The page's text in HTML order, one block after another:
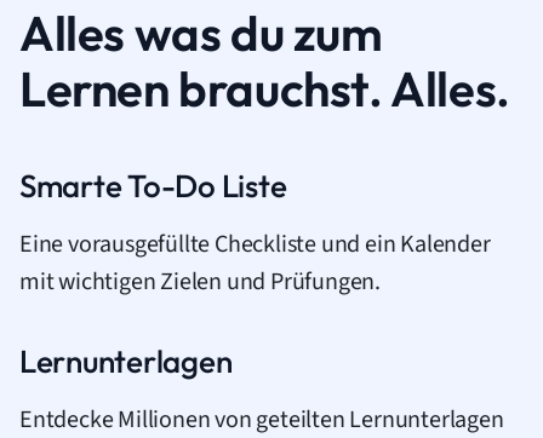
Alles was du zum
Lernen brauchst. Alles.
Smarte To-Do Liste
Eine vorausgefüllte Checkliste und ein Kalender
mit wichtigen Zielen und Prüfungen.
Lernunterlagen
Entdecke Millionen von geteilten Lernunterlagen